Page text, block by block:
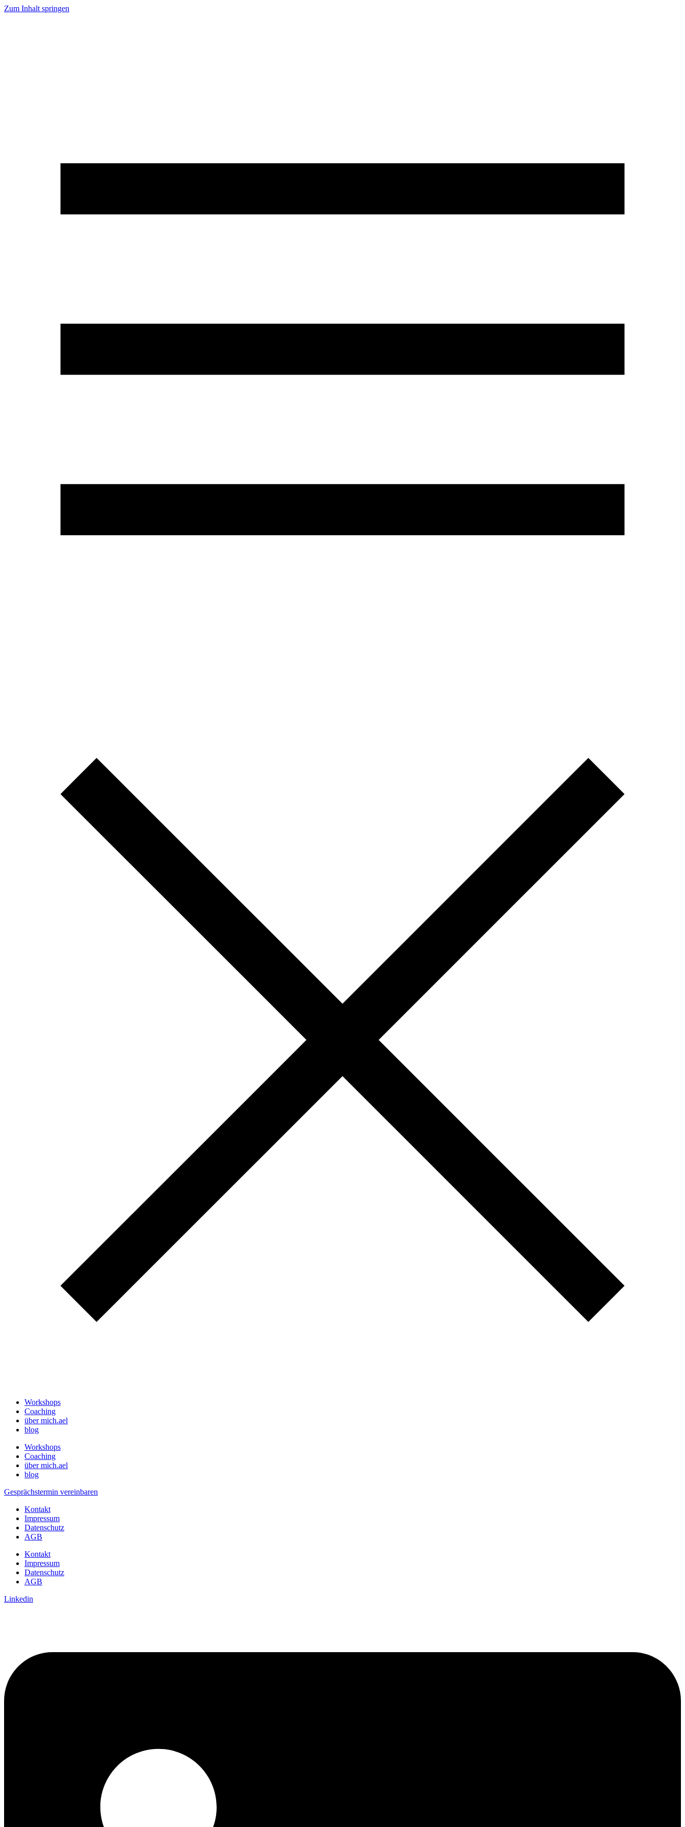
Zum Inhalt springen
Workshops
Coaching
über mich.ael
blog
Workshops
Coaching
über mich.ael
blog
Gesprächstermin vereinbaren
Kontakt
Impressum
Datenschutz
AGB
Kontakt
Impressum
Datenschutz
AGB
Linkedin